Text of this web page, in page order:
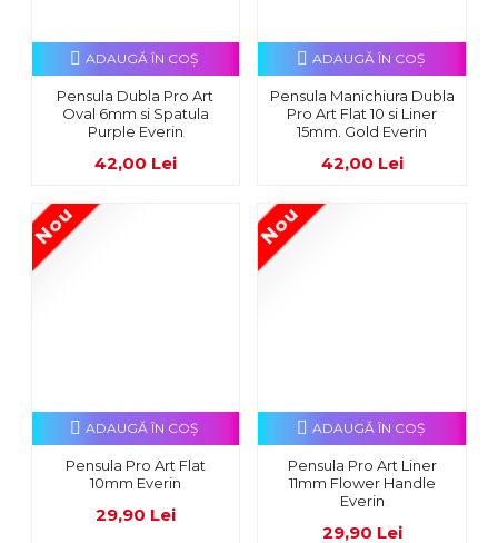
Pensula Dubla Pro Art
Oval 6mm si Spatula
Purple Everin
42,00 Lei
ADAUGĂ ÎN COŞ
Pensula Manichiura Dubla
Pro Art Flat 10 si Liner
15mm. Gold Everin
42,00 Lei
ADAUGĂ ÎN COŞ
Nou
Pensula Pro Art Flat
10mm Everin
29,90 Lei
ADAUGĂ ÎN COŞ
Nou
Pensula Pro Art Liner
11mm Flower Handle
Everin
29,90 Lei
ADAUGĂ ÎN COŞ